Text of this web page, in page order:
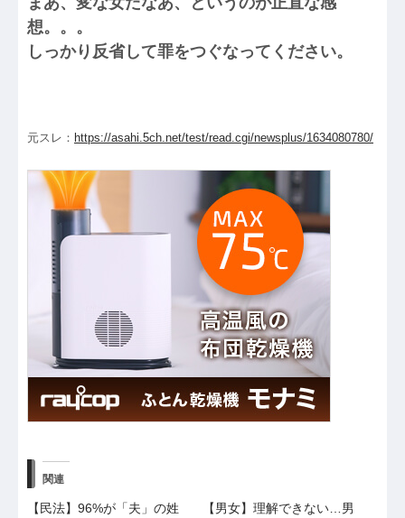
想。。。
しっかり反省して罪をつぐなってください。
元スレ： https://asahi.5ch.net/test/read.cgi/newsplus/1634080780/
関連
【民法】96%が「夫」の姓
【男女】理解できない…男